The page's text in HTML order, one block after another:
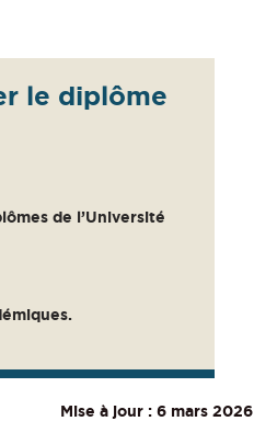
le diplôme
de l’Université
Mise à jour : 6 mars 2026